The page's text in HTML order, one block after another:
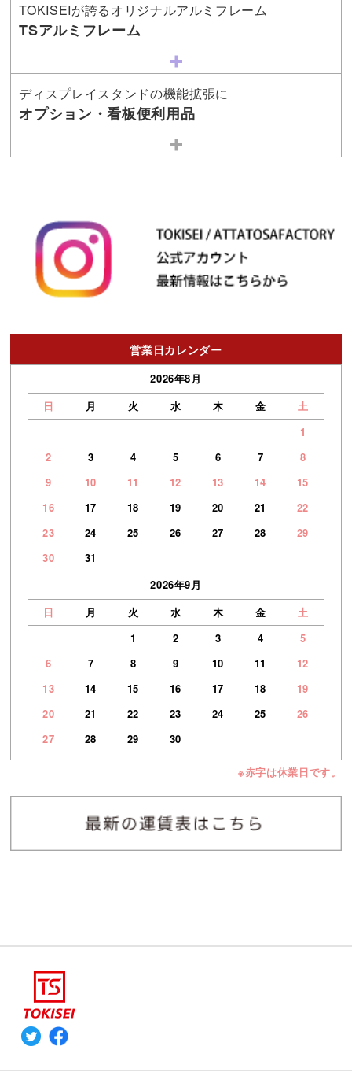
TOKISEIが誇るオリジナルアルミフレーム
TSアルミフレーム
ディスプレイスタンドの機能拡張に
オプション・看板便利用品
営業日カレンダー
2026年8月
日
月 火 水 木 金
土
1
2
3 4 5 6 7
8
9
10 11 12 13 14
15
16
17 18 19 20 21
22
23
24 25 26 27 28
29
30
31
2026年9月
日
月 火 水 木 金
土
1
2 3 4
5
6
7 8 9 10 11
12
13
14 15 16 17 18
19
20
21 22 23 24 25
26
27
28 29 30
※赤字は休業日です。